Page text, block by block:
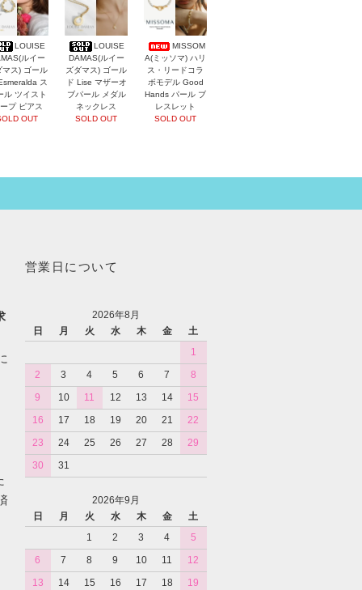
LOUISE
ルイー
マス) ゴール
ス
ル ツイスト
プ ピアス
OUT
LOUISE
DAMAS(ルイー
ズダマス) ゴール
ド Lise マザーオ
ブパール メダル
ネックレス
SOLD OUT
MISSOM
A(ミッソマ) ハリ
ス・リードコラ
ボモデル Good
Hands パール ブ
レスレット
SOLD OUT
営業日について
2026年8月
日
月 火 水 木 金
土
1
2
3 4 5 6 7
8
9
10 11 12 13 14
15
16
17 18 19 20 21
22
23
24 25 26 27 28
29
30
31
2026年9月
日
月 火 水 木 金
土
1
2 3 4
5
6
7 8 9 10 11
12
13
14 15 16 17 18
19